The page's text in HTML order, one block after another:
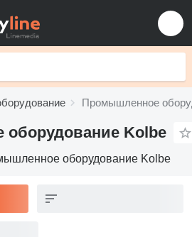
Промышленное
Kolbe
оборудование Kolbe